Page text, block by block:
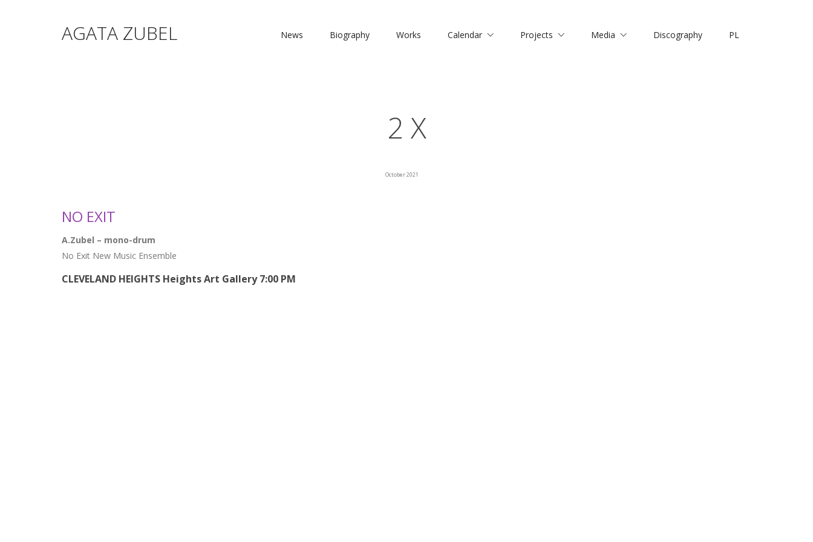
AGATA ZUBEL News Biography Works Calendar Projects Media Discography PL
2 X
October 2021
NO EXIT
A.Zubel – mono-drum
No Exit New Music Ensemble
CLEVELAND HEIGHTS Heights Art Gallery 7:00 PM